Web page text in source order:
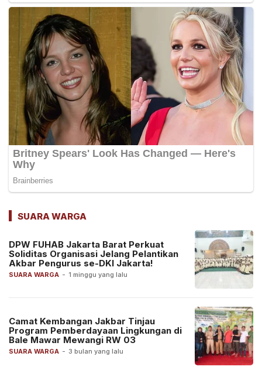
SUARA WARGA
SUARA WARGA - 1 minggu yang lalu
DPW FUHAB Jakarta Barat Perkuat
Soliditas Organisasi Jelang Pelantikan
Akbar Pengurus se-DKI Jakarta!
SUARA WARGA - 3 bulan yang lalu
Camat Kembangan Jakbar Tinjau
Program Pemberdayaan Lingkungan di
Bale Mawar Mewangi RW 03